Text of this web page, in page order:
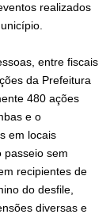
realizados
entre fiscais
da Prefeitura
480 ações
e o
em locais
passeio sem
recipientes de
do desfile,
diversas e